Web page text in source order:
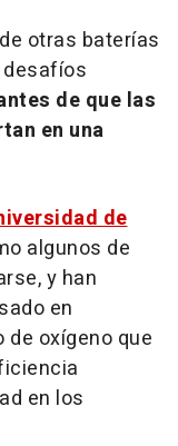
otras baterías
desafíos
de que las
en una
de
algunos de
y han
en
oxígeno que
en los